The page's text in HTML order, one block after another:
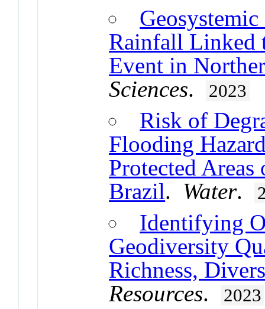
Rainfall Linked
Event in
Sciences. 2023
Risk of
Flooding
Protected
Brazil. Water.
Identifying
Geodiversity
Richness,
Resources. 2023